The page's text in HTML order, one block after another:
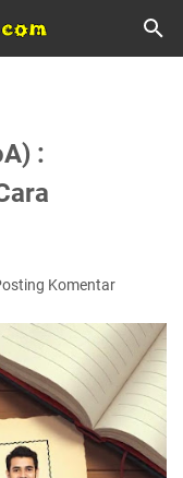
:
Komentar